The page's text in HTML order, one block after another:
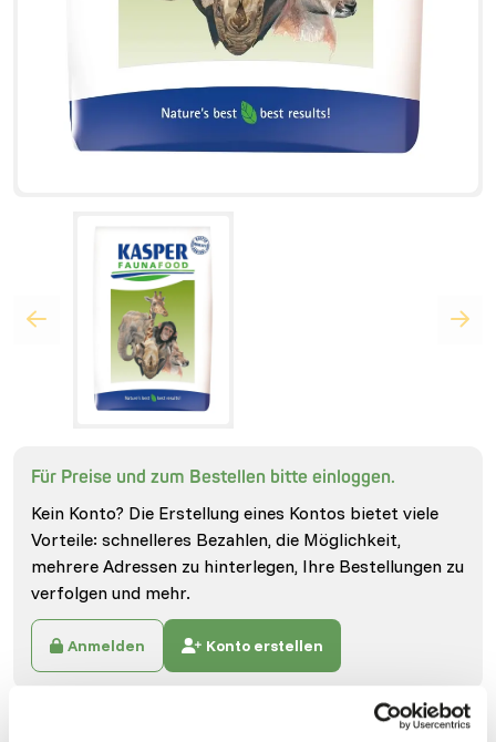
Für Preise und zum Bestellen bitte einloggen.
Kein Konto? Die Erstellung eines Kontos bietet viele
Vorteile: schnelleres Bezahlen, die Möglichkeit,
mehrere Adressen zu hinterlegen, Ihre Bestellungen zu
verfolgen und mehr.
Anmelden Konto erstellen